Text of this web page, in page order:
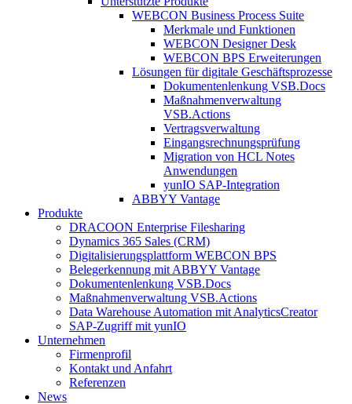
WEBCON Business Process Suite
Merkmale und Funktionen
WEBCON Designer Desk
WEBCON BPS Erweiterungen
Lösungen für digitale Geschäftsprozesse
Dokumentenlenkung VSB.Docs
Maßnahmenverwaltung
VSB.Actions
Vertragsverwaltung
Eingangsrechnungs­prüfung
Migration von HCL Notes
Anwendungen
yunIO SAP-Integration
ABBYY Vantage
Produkte
DRACOON Enterprise Filesharing
Dynamics 365 Sales (CRM)
Digitalisierungsplattform WEBCON BPS
Belegerkennung mit ABBYY Vantage
Dokumentenlenkung VSB.Docs
Maßnahmenverwaltung VSB.Actions
Data Warehouse Automation mit AnalyticsCreator
SAP-Zugriff mit yunIO
Unternehmen
Firmenprofil
Kontakt und Anfahrt
Referenzen
News